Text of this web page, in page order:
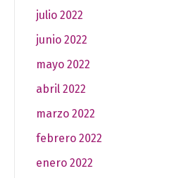
julio 2022
junio 2022
mayo 2022
abril 2022
marzo 2022
febrero 2022
enero 2022